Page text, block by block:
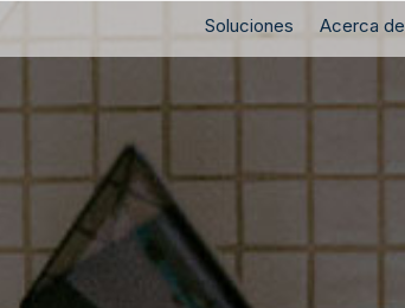
Soluciones Acerca de